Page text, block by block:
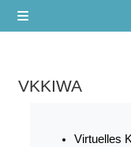
VKKIWA
Virtuelles